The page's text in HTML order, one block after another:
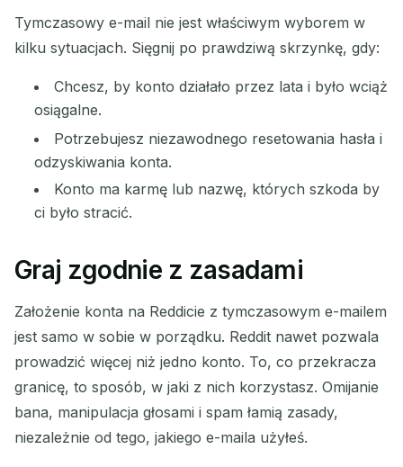
Tymczasowy e-mail nie jest właściwym wyborem w
kilku sytuacjach. Sięgnij po prawdziwą skrzynkę, gdy:
Chcesz, by konto działało przez lata i było wciąż
osiągalne.
Potrzebujesz niezawodnego resetowania hasła i
odzyskiwania konta.
Konto ma karmę lub nazwę, których szkoda by
ci było stracić.
Graj zgodnie z zasadami
Założenie konta na Reddicie z tymczasowym e-mailem
jest samo w sobie w porządku. Reddit nawet pozwala
prowadzić więcej niż jedno konto. To, co przekracza
granicę, to sposób, w jaki z nich korzystasz. Omijanie
bana, manipulacja głosami i spam łamią zasady,
niezależnie od tego, jakiego e-maila użyłeś.